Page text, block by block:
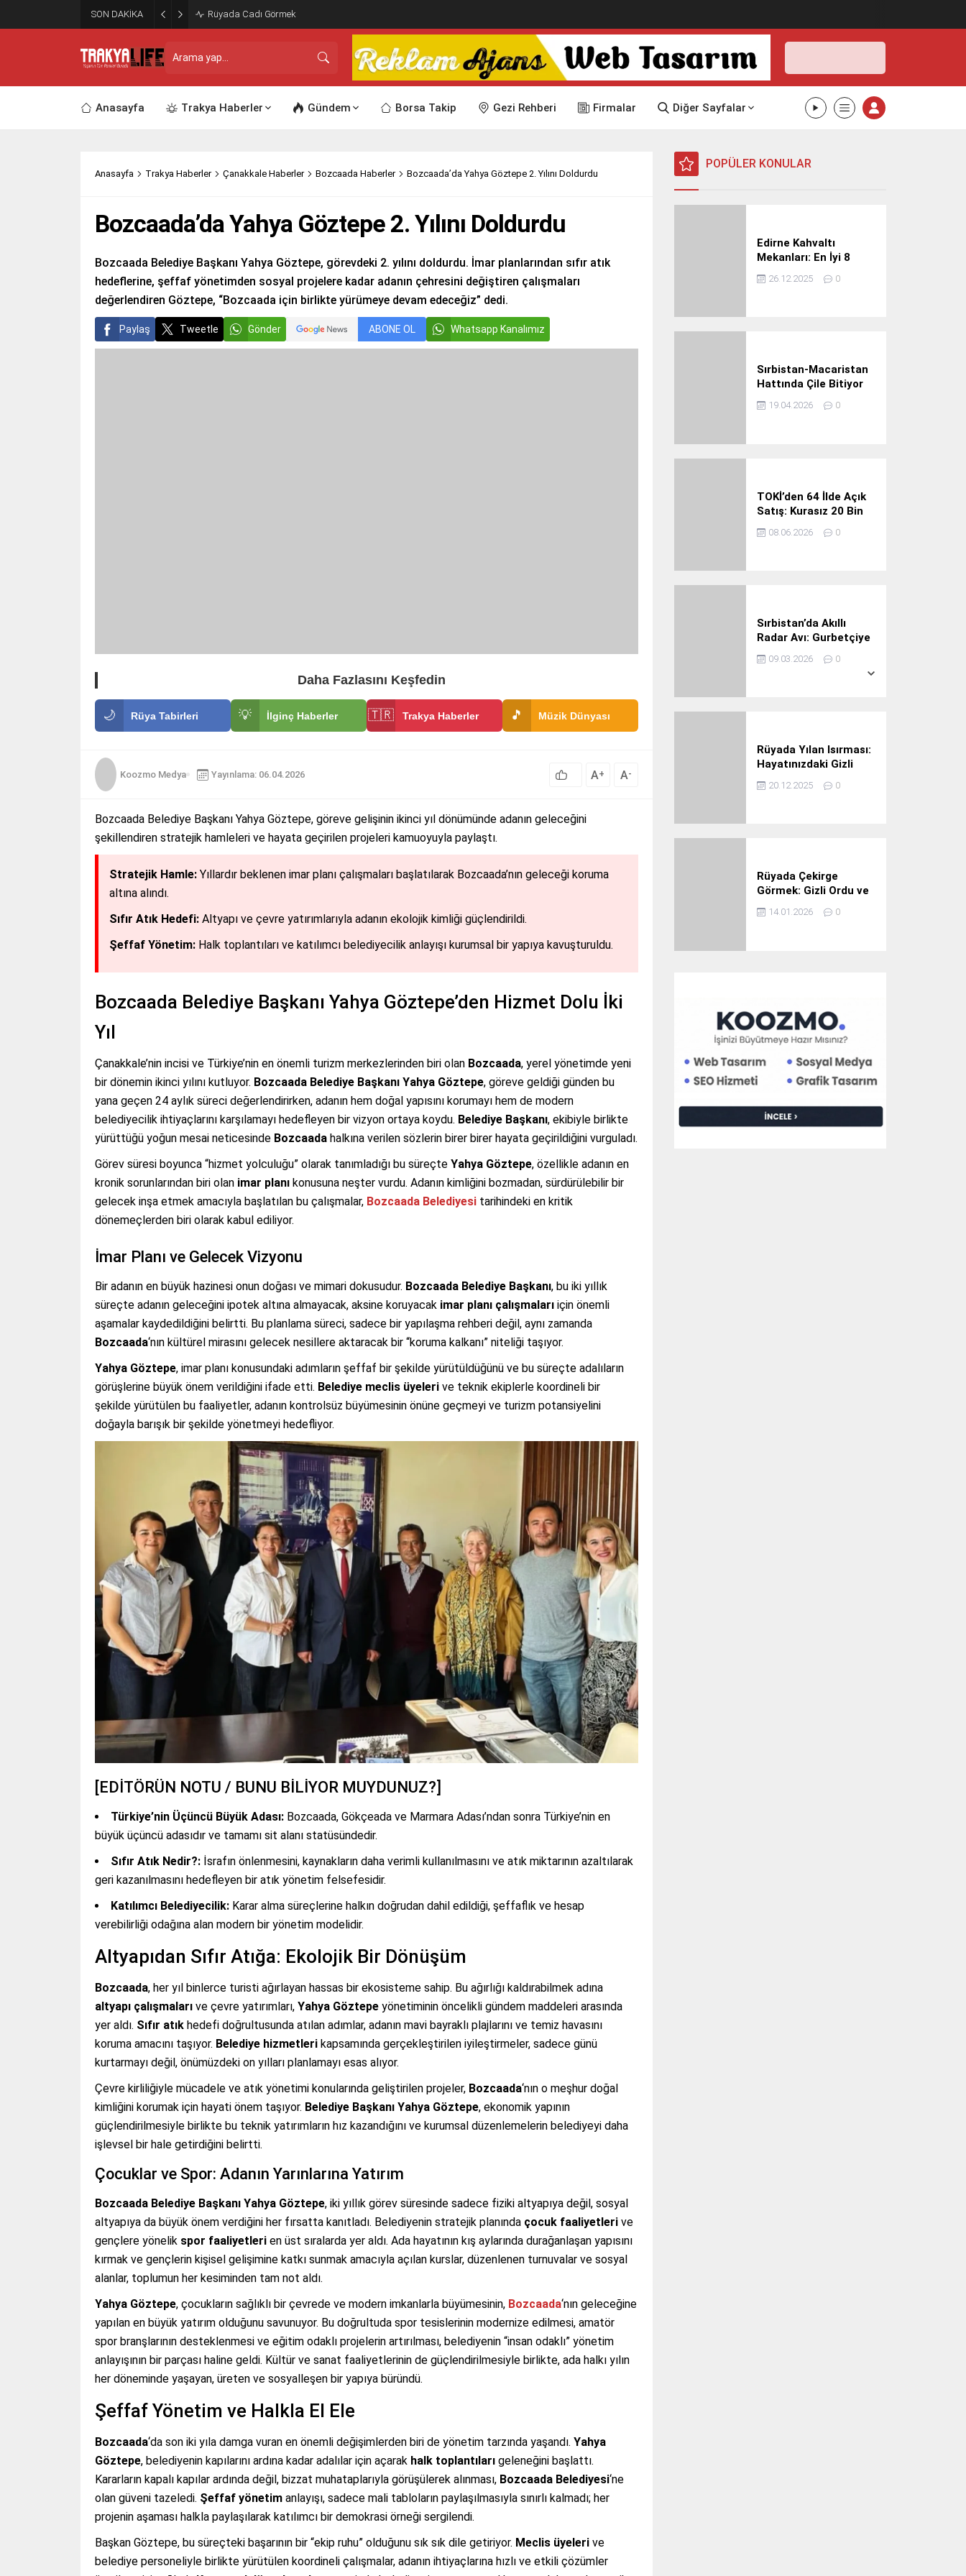
SON DAKİKA Rüyada Cadı Görmek
Edirneİlçe
Seçin
21°
NEM
RÜZGAR
Pazar
36° /22°
Pazartesi
açık
38° / 20°
Anasayfa Trakya Haberler Gündem Borsa Takip Gezi Rehberi Firmalar Diğer Sayfalar
Anasayfa Trakya Haberler Çanakkale Haberler Bozcaada Haberler Bozcaada’da Yahya Göztepe 2. Yılını Doldurdu
Bozcaada’da Yahya Göztepe 2. Yılını Doldurdu
Bozcaada Belediye Başkanı Yahya Göztepe, görevdeki 2. yılını doldurdu. İmar planlarından sıfır atık
hedeflerine, şeffaf yönetimden sosyal projelere kadar adanın çehresini değiştiren çalışmaları
değerlendiren Göztepe, “Bozcaada için birlikte yürümeye devam edeceğiz” dedi.
Paylaş Tweetle Gönder ABONE OL Whatsapp Kanalımız
Daha Fazlasını Keşfedin
🌙 Rüya Tabirleri 💡 İlginç Haberler 🇹🇷 Trakya Haberler 🎵 Müzik Dünyası
Koozmo Medya Yayınlama: 06.04.2026 A+ A-
Bozcaada Belediye Başkanı Yahya Göztepe, göreve gelişinin ikinci yıl dönümünde adanın geleceğini
şekillendiren stratejik hamleleri ve hayata geçirilen projeleri kamuoyuyla paylaştı.
Stratejik Hamle: Yıllardır beklenen imar planı çalışmaları başlatılarak Bozcaada’nın geleceği koruma
altına alındı.
Sıfır Atık Hedefi: Altyapı ve çevre yatırımlarıyla adanın ekolojik kimliği güçlendirildi.
Şeffaf Yönetim: Halk toplantıları ve katılımcı belediyecilik anlayışı kurumsal bir yapıya kavuşturuldu.
Bozcaada Belediye Başkanı Yahya Göztepe’den Hizmet Dolu İki
Yıl
Çanakkale’nin incisi ve Türkiye’nin en önemli turizm merkezlerinden biri olan Bozcaada, yerel yönetimde yeni
bir dönemin ikinci yılını kutluyor. Bozcaada Belediye Başkanı Yahya Göztepe, göreve geldiği günden bu
yana geçen 24 aylık süreci değerlendirirken, adanın hem doğal yapısını korumayı hem de modern
belediyecilik ihtiyaçlarını karşılamayı hedefleyen bir vizyon ortaya koydu. Belediye Başkanı, ekibiyle birlikte
yürüttüğü yoğun mesai neticesinde Bozcaada halkına verilen sözlerin birer birer hayata geçirildiğini vurguladı.
Görev süresi boyunca “hizmet yolculuğu” olarak tanımladığı bu süreçte Yahya Göztepe, özellikle adanın en
kronik sorunlarından biri olan imar planı konusuna neşter vurdu. Adanın kimliğini bozmadan, sürdürülebilir bir
gelecek inşa etmek amacıyla başlatılan bu çalışmalar, Bozcaada Belediyesi tarihindeki en kritik
dönemeçlerden biri olarak kabul ediliyor.
İmar Planı ve Gelecek Vizyonu
Bir adanın en büyük hazinesi onun doğası ve mimari dokusudur. Bozcaada Belediye Başkanı, bu iki yıllık
süreçte adanın geleceğini ipotek altına almayacak, aksine koruyacak imar planı çalışmaları için önemli
aşamalar kaydedildiğini belirtti. Bu planlama süreci, sadece bir yapılaşma rehberi değil, aynı zamanda
Bozcaada‘nın kültürel mirasını gelecek nesillere aktaracak bir “koruma kalkanı” niteliği taşıyor.
Yahya Göztepe, imar planı konusundaki adımların şeffaf bir şekilde yürütüldüğünü ve bu süreçte adalıların
görüşlerine büyük önem verildiğini ifade etti. Belediye meclis üyeleri ve teknik ekiplerle koordineli bir
şekilde yürütülen bu faaliyetler, adanın kontrolsüz büyümesinin önüne geçmeyi ve turizm potansiyelini
doğayla barışık bir şekilde yönetmeyi hedefliyor.
[EDİTÖRÜN NOTU / BUNU BİLİYOR MUYDUNUZ?]
Türkiye’nin Üçüncü Büyük Adası: Bozcaada, Gökçeada ve Marmara Adası’ndan sonra Türkiye’nin en
büyük üçüncü adasıdır ve tamamı sit alanı statüsündedir.
Sıfır Atık Nedir?: İsrafın önlenmesini, kaynakların daha verimli kullanılmasını ve atık miktarının azaltılarak
geri kazanılmasını hedefleyen bir atık yönetim felsefesidir.
Katılımcı Belediyecilik: Karar alma süreçlerine halkın doğrudan dahil edildiği, şeffaflık ve hesap
verebilirliği odağına alan modern bir yönetim modelidir.
Altyapıdan Sıfır Atığa: Ekolojik Bir Dönüşüm
Bozcaada, her yıl binlerce turisti ağırlayan hassas bir ekosisteme sahip. Bu ağırlığı kaldırabilmek adına
altyapı çalışmaları ve çevre yatırımları, Yahya Göztepe yönetiminin öncelikli gündem maddeleri arasında
yer aldı. Sıfır atık hedefi doğrultusunda atılan adımlar, adanın mavi bayraklı plajlarını ve temiz havasını
koruma amacını taşıyor. Belediye hizmetleri kapsamında gerçekleştirilen iyileştirmeler, sadece günü
kurtarmayı değil, önümüzdeki on yılları planlamayı esas alıyor.
Çevre kirliliğiyle mücadele ve atık yönetimi konularında geliştirilen projeler, Bozcaada‘nın o meşhur doğal
kimliğini korumak için hayati önem taşıyor. Belediye Başkanı Yahya Göztepe, ekonomik yapının
güçlendirilmesiyle birlikte bu teknik yatırımların hız kazandığını ve kurumsal düzenlemelerin belediyeyi daha
işlevsel bir hale getirdiğini belirtti.
Çocuklar ve Spor: Adanın Yarınlarına Yatırım
Bozcaada Belediye Başkanı Yahya Göztepe, iki yıllık görev süresinde sadece fiziki altyapıya değil, sosyal
altyapıya da büyük önem verdiğini her fırsatta kanıtladı. Belediyenin stratejik planında çocuk faaliyetleri ve
gençlere yönelik spor faaliyetleri en üst sıralarda yer aldı. Ada hayatının kış aylarında durağanlaşan yapısını
kırmak ve gençlerin kişisel gelişimine katkı sunmak amacıyla açılan kurslar, düzenlenen turnuvalar ve sosyal
alanlar, toplumun her kesiminden tam not aldı.
Yahya Göztepe, çocukların sağlıklı bir çevrede ve modern imkanlarla büyümesinin, Bozcaada‘nın geleceğine
yapılan en büyük yatırım olduğunu savunuyor. Bu doğrultuda spor tesislerinin modernize edilmesi, amatör
spor branşlarının desteklenmesi ve eğitim odaklı projelerin artırılması, belediyenin “insan odaklı” yönetim
anlayışının bir parçası haline geldi. Kültür ve sanat faaliyetlerinin de güçlendirilmesiyle birlikte, ada halkı yılın
her döneminde yaşayan, üreten ve sosyalleşen bir yapıya büründü.
Şeffaf Yönetim ve Halkla El Ele
Bozcaada‘da son iki yıla damga vuran en önemli değişimlerden biri de yönetim tarzında yaşandı. Yahya
Göztepe, belediyenin kapılarını ardına kadar adalılar için açarak halk toplantıları geleneğini başlattı.
Kararların kapalı kapılar ardında değil, bizzat muhataplarıyla görüşülerek alınması, Bozcaada Belediyesi‘ne
olan güveni tazeledi. Şeffaf yönetim anlayışı, sadece mali tabloların paylaşılmasıyla sınırlı kalmadı; her
projenin aşaması halkla paylaşılarak katılımcı bir demokrasi örneği sergilendi.
Başkan Göztepe, bu süreçteki başarının bir “ekip ruhu” olduğunu sık sık dile getiriyor. Meclis üyeleri ve
belediye personeliyle birlikte yürütülen koordineli çalışmalar, adanın ihtiyaçlarına hızlı ve etkili çözümler
POPÜLER KONULAR
Edirne Kahvaltı
Mekanları: En İyi 8
Mekan
26.12.2025 0
Sırbistan-Macaristan
Hattında Çile Bitiyor
19.04.2026 0
TOKİ’den 64 İlde Açık
Satış: Kurasız 20 Bin
Konut Fırsatı
08.06.2026 0
Sırbistan’da Akıllı
Radar Avı: Gurbetçiye
Ağır Ceza
09.03.2026 0
Rüyada Yılan Isırması:
Hayatınızdaki Gizli
Tehlikeler ve Büyük
Uyarılar
20.12.2025 0
Rüyada Çekirge
Görmek: Gizli Ordu ve
İlahi İkaz
14.01.2026 0